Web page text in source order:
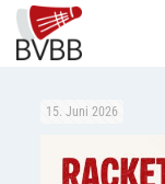
15. Juni 2026